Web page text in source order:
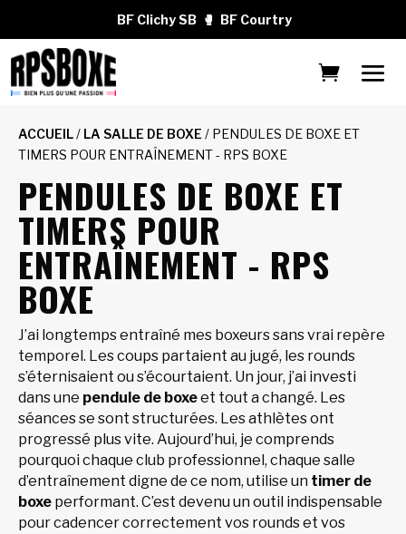
BF Clichy SB 🥊 BF Courtry
ACCUEIL/ LA SALLE DE BOXE / PENDULES DE BOXE ET
TIMERS POUR ENTRAÎNEMENT - RPS BOXE
PENDULES DE BOXE ET
TIMERS POUR
ENTRAÎNEMENT - RPS
BOXE
J’ai longtemps entraîné mes boxeurs sans vrai repère
temporel. Les coups partaient au jugé, les rounds
s’éternisaient ou s’écourtaient. Un jour, j’ai investi
dans une pendule de boxeet tout a changé. Les
séances se sont structurées. Les athlètes ont
progressé plus vite. Aujourd’hui, je comprends
pourquoi chaque club professionnel, chaque salle
d’entraînement digne de ce nom, utilise un timer de
boxe performant. C’est devenu un outil indispensable
pour cadencer correctement vos rounds et vos